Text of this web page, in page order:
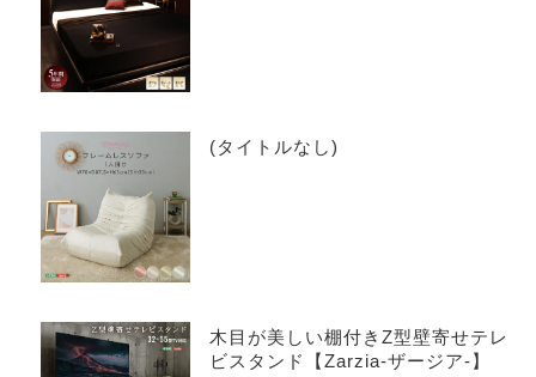
(タイトルなし)
木目が美しい棚付きZ型壁寄せテレ
ビスタンド【Zarzia-ザージア-】